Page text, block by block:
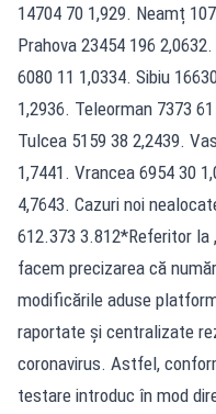
14704 70 1,929. Neamț
Prahova 23454 196
6080 11 1,0334. Sibiu
1,2936. Teleorman 7373
Tulcea 5159 38 2,2439.
1,7441. Vrancea 6954 30
4,7643. Cazuri noi
612.373 3.812*Referitor la
facem precizarea că
modificările aduse
raportate și centralizate
coronavirus. Astfel,
testare introduc în mod